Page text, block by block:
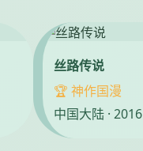
丝路传说
🏆 神作国漫
中国大陆 · 2016